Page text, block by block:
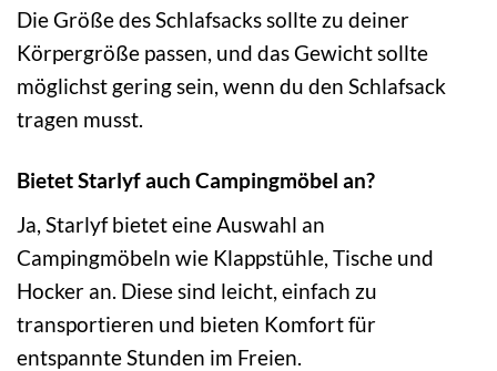
Die Größe des Schlafsacks sollte zu deiner
Körpergröße passen, und das Gewicht sollte
möglichst gering sein, wenn du den Schlafsack
tragen musst.
Bietet Starlyf auch Campingmöbel an?
Ja, Starlyf bietet eine Auswahl an
Campingmöbeln wie Klappstühle, Tische und
Hocker an. Diese sind leicht, einfach zu
transportieren und bieten Komfort für
entspannte Stunden im Freien.